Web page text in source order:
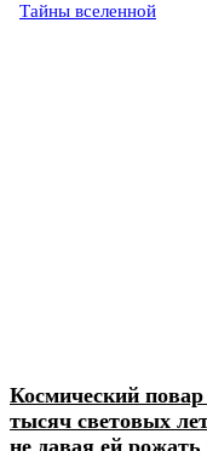
Тайны вселенной
Космический
тысяч световых